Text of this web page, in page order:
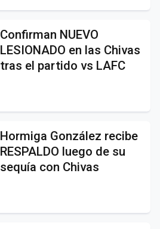
Confirman NUEVO
LESIONADO en las Chivas
tras el partido vs LAFC
Hormiga González recibe
RESPALDO luego de su
sequía con Chivas